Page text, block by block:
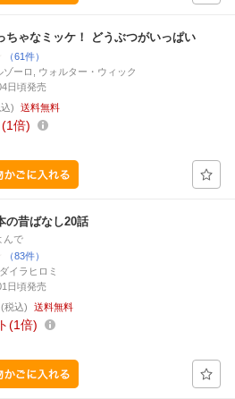
ちゃなミッケ！ どうぶつがいっぱい
（61件）
ゾーロ, ウォルター・ウィック
日頃発売
) 送料無料
1倍
の昔ばなし20話
んで
（83件）
イラヒロミ
日頃発売
(税込) 送料無料
1倍